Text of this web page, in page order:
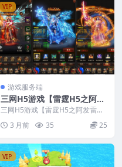
VIP
游戏服务端
三网H5游戏【雷霆H5之阿发
雷霆无限等级多区跨服超变
版】最新整理CentOS手工服
务端+管理后台+GM分级授权
三网H5游戏【雷霆H5之阿发雷霆
无限等级多区跨服超变版】最新整
理CentOS手工...
3 月前 35 25
VIP